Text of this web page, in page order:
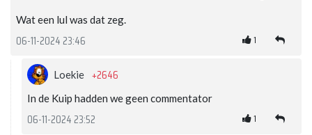
Wat een lul was dat zeg.
06-11-2024 23:46 1
Loekie +2646
In de Kuip hadden we geen commentator
06-11-2024 23:52 1